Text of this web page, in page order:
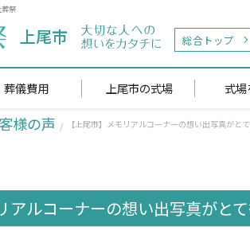
祭
上尾市 総合トップ
葬儀費用 上尾市の式場 式場
様の声 【上尾市】メモリアルコーナーの想い出写真がと
アルコーナーの想い出写真がと